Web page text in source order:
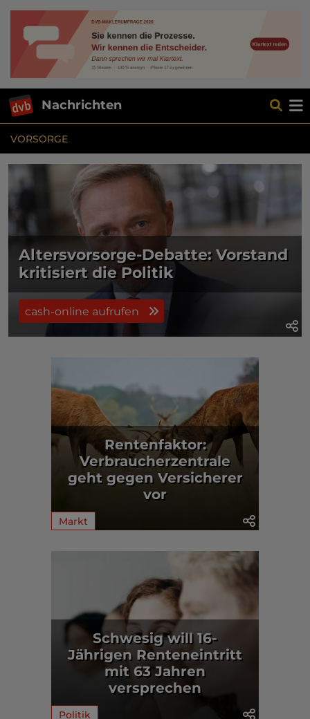
Nachrichten
VORSORGE
Altersvorsorge-Debatte: Vorstand
kritisiert die Politik
cash-online aufrufen
Rentenfaktor:
Verbraucherzentrale
geht gegen Versicherer
vor
Markt
Schwesig will 16-
Jährigen Renteneintritt
mit 63 Jahren
versprechen
Politik